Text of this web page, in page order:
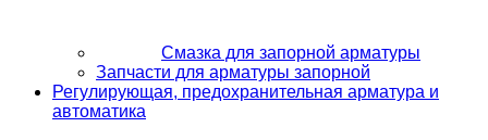
Смазка для запорной арматуры
Запчасти для арматуры запорной
Регулирующая, предохранительная арматура и
автоматика